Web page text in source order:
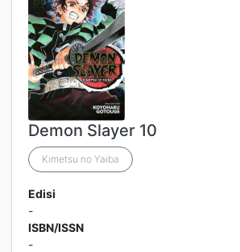
Demon Slayer 10
Kimetsu no Yaiba
Edisi
-
ISBN/ISSN
-